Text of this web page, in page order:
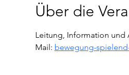
Über die
Leitung, Information und
Mail: bewegung-